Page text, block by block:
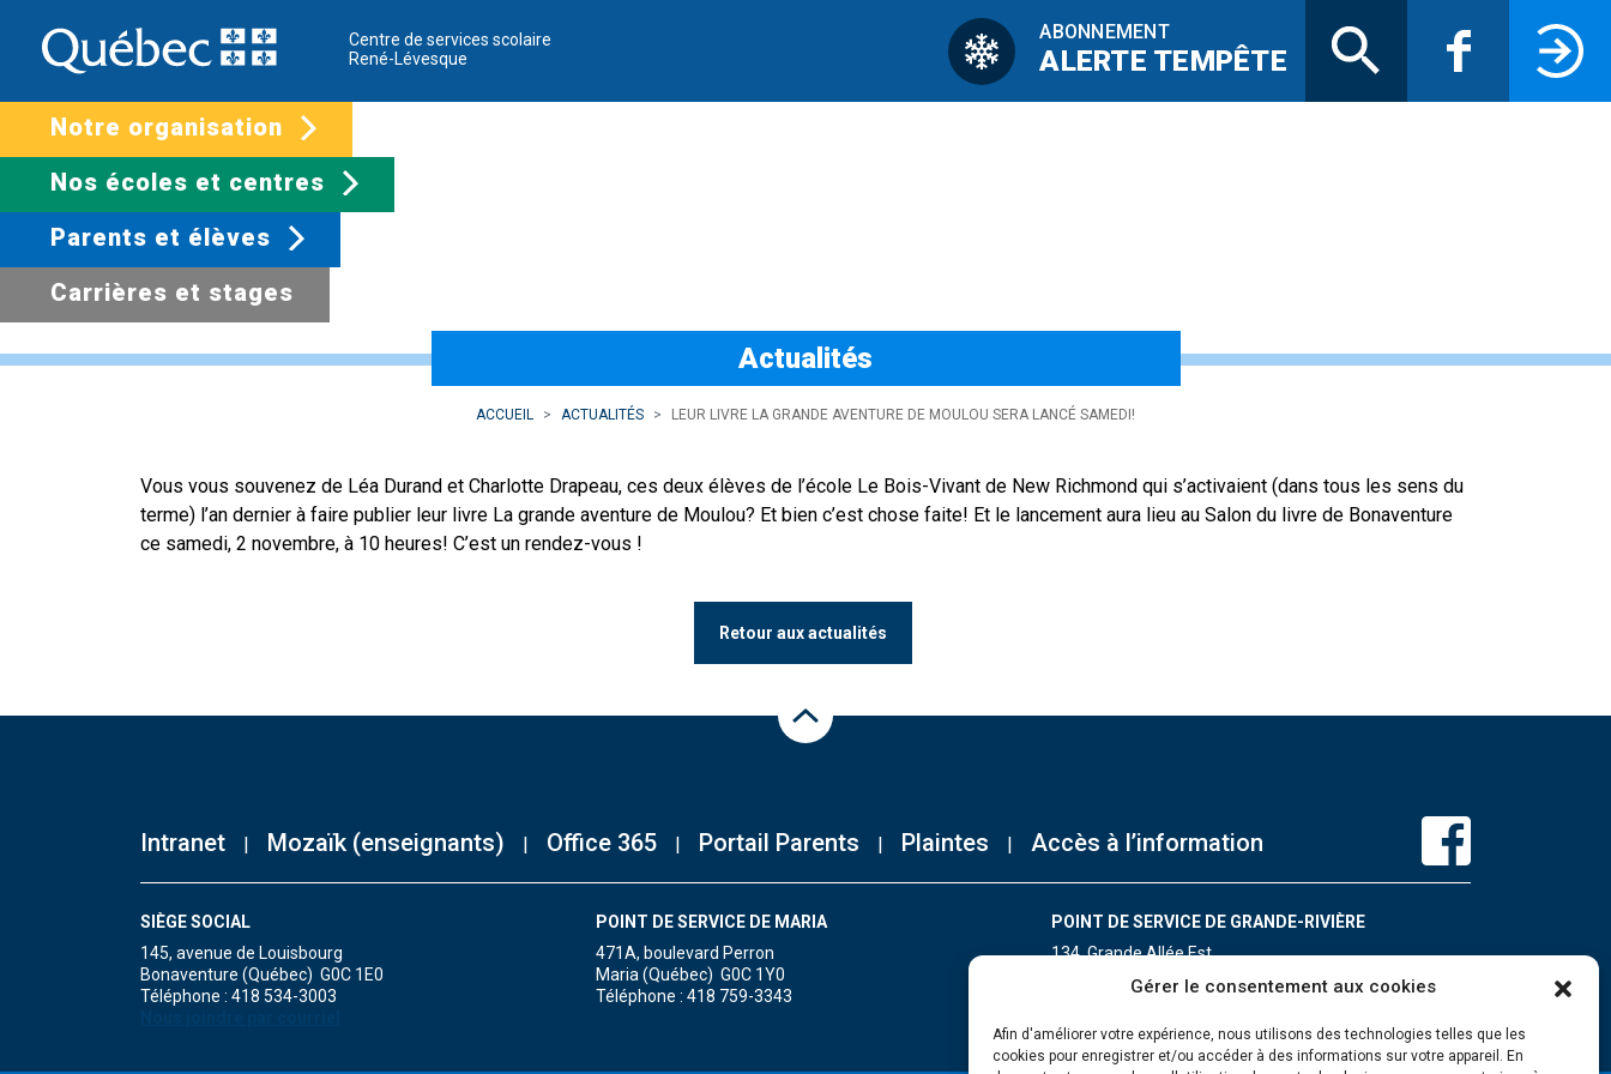
Gérer le consentement aux cookies
Afin d'améliorer votre expérience, nous utilisons des technologies telles que les
cookies pour enregistrer et/ou accéder à des informations sur votre appareil. En
Centre de services scolaire
René-Lévesque
ABONNEMENT
ALERTE TEMPÊTE
Notre organisation
Nos écoles et centres
Parents et élèves
Carrières et stages
Leur livre La grande aventure de Moulou sera lancé
Actualités
ACCUEIL ACTUALITÉS LEUR LIVRE LA GRANDE AVENTURE DE MOULOU SERA LANCÉ SAMEDI!
​Vous vous souvenez de Léa Durand et Charlotte Drapeau, ces deux élèves de l’école Le Bois-Vivant de New Richmond qui s’activaient (dans tous les sens du
terme) l’an dernier à faire publier leur livre La grande aventure de Moulou? Et bien c’est chose faite! Et le lancement aura lieu au Salon du livre de Bonaventure
ce samedi, 2 novembre, à 10 heures! C’est un rendez-vous !
Retour aux actualités
Intranet Mozaïk (enseignants) Office 365 Portail Parents Plaintes Accès à l’information
SIÈGE SOCIAL
145, avenue de Louisbourg
Bonaventure (Québec) G0C 1E0
Téléphone : 418 534-3003
POINT DE SERVICE DE MARIA
471A, boulevard Perron
Maria (Québec) G0C 1Y0
Téléphone : 418 759-3343
POINT DE SERVICE DE GRANDE-RIVIÈRE
134, Grande Allée Est
Téléphone : 418 385-3499